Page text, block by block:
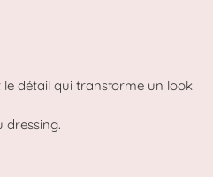
le détail qui transforme un look
dressing.